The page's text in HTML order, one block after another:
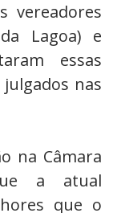
vereadores
Lagoa) e
essas
nas
na Câmara
a atual
que o